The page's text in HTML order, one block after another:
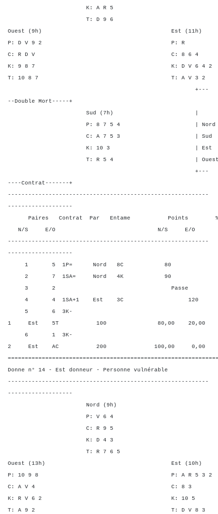
K: A R 5
T: D 9 6
Ouest (9h) Est (11h)
P: D V 9 2 P:
C: R D V C: 8
K: 9 8 7 K: D V 6
T: 10 8 7 T: A V
+---
--Double Mort-----+
Sud (7h) | SA P C
P: 8 7 5 4 | Nord -
C: A 7 5 3 | Sud -
K: 10 3 | Est 1 - -
T: R 5 4 | Ouest 1 -
+---
----Contrat-------+
-----------------------------------------------------------
-------------------
Paires Contrat Par Entame Points %
N/S E/O N/S E/O N/
-----------------------------------------------------------
-------------------
1 5 1P= Nord 8C 80
2 7 1SA= Nord 4K 90
3 2 Passe 20,00
4 4 1SA+1 Est 3C 120 0,00
5 6 3K-
1 Est 5T 100 80,00 20,00
6 1 3K-
2 Est AC 200 100,00 0,00
Donne n° 14 - Est donneur - Personne vulnérable
-----------------------------------------------------------
-------------------
Nord (9h)
P: V 6 4
C: R 9 5
K: D 4 3
T: R 7 6 5
Ouest (13h) Est (10h)
P: 10 9 8 P: A R 5
C: A V 4 C:
K: R V 6 2 K:
T: A 9 2 T: D V